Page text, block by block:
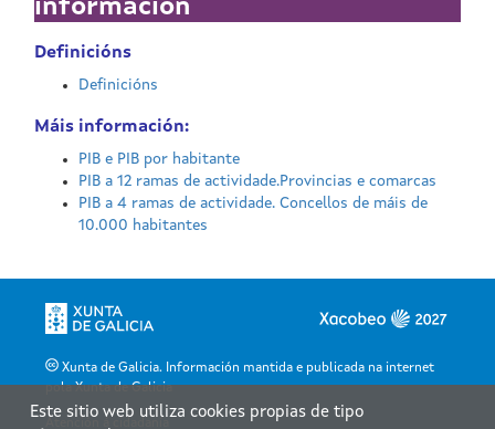
Xunta de Galicia. Información mantida e publicada na internet
pola Xunta de Galicia
Este sitio web utiliza cookies propias de tipo